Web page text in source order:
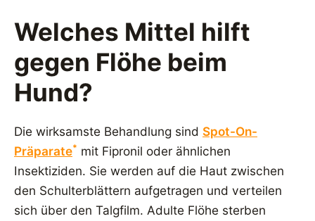
Welches Mittel hilft
gegen Flöhe beim
Hund?
Die wirksamste Behandlung sind Spot-On-
Präparate* mit Fipronil oder ähnlichen
Insektiziden. Sie werden auf die Haut zwischen
den Schulterblättern aufgetragen und verteilen
sich über den Talgfilm. Adulte Flöhe sterben